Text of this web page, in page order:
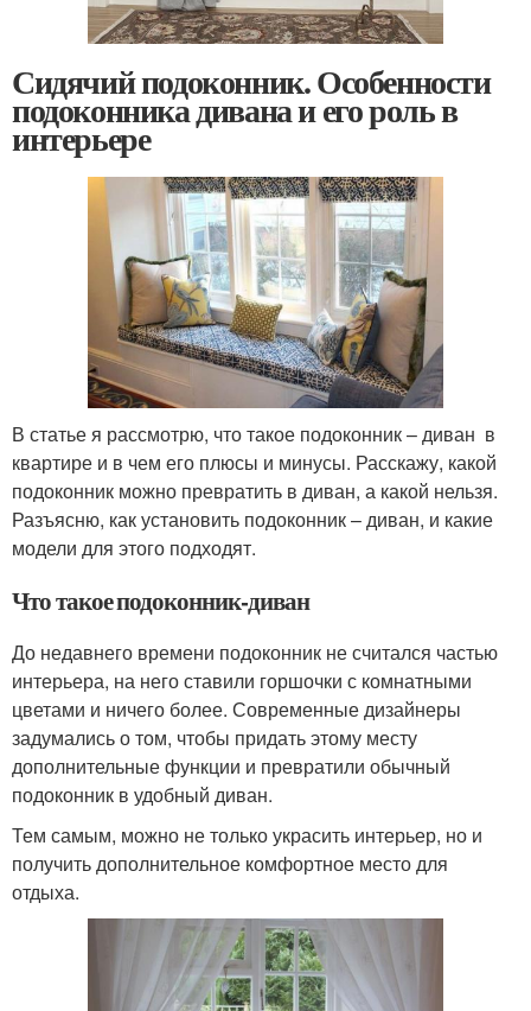
Сидячий подоконник. Особенности
подоконника дивана и его роль в
интерьере
В статье я рассмотрю, что такое подоконник – диван в
квартире и в чем его плюсы и минусы. Расскажу, какой
подоконник можно превратить в диван, а какой нельзя.
Разъясню, как установить подоконник – диван, и какие
модели для этого подходят.
Что такое подоконник-диван
До недавнего времени подоконник не считался частью
интерьера, на него ставили горшочки с комнатными
цветами и ничего более. Современные дизайнеры
задумались о том, чтобы придать этому месту
дополнительные функции и превратили обычный
подоконник в удобный диван.
Тем самым, можно не только украсить интерьер, но и
получить дополнительное комфортное место для
отдыха.